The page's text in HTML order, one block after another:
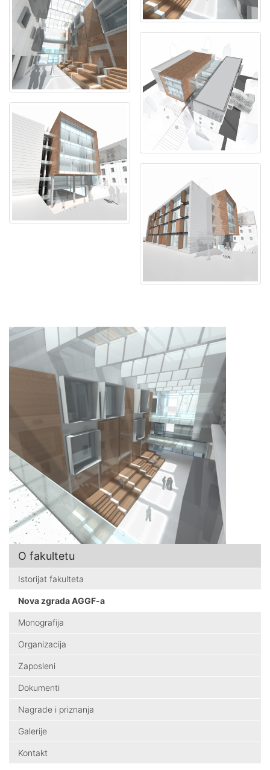
O fakultetu
Istorijat fakulteta
Nova zgrada AGGF-a
Monografija
Organizacija
Zaposleni
Dokumenti
Nagrade i priznanja
Galerije
Kontakt